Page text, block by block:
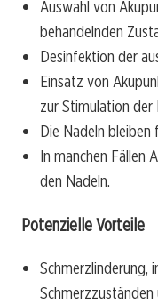
Auswahl von
behandelnden
Desinfektion der
Einsatz von
zur Stimulation der
Die Nadeln
In manchen Fällen
den Nadeln.
Potenzielle Vorteile
Schmerzlinderung,
Schmerzzuständen